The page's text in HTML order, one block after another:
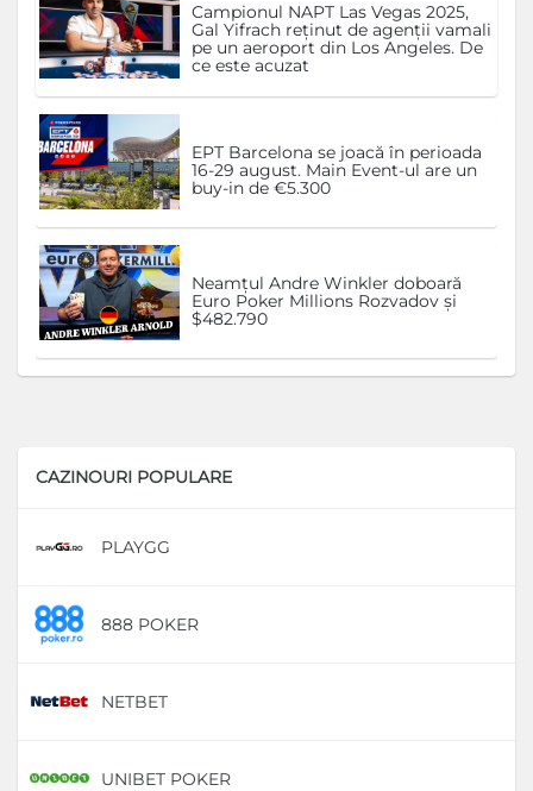
Campionul NAPT Las Vegas 2025,
Gal Yifrach reținut de agenții vamali
pe un aeroport din Los Angeles. De
ce este acuzat
EPT Barcelona se joacă în perioada
16-29 august. Main Event-ul are un
buy-in de €5.300
Neamțul Andre Winkler doboară
Euro Poker Millions Rozvadov și
$482.790
CAZINOURI POPULARE
PLAYGG
888 POKER
NETBET
UNIBET POKER